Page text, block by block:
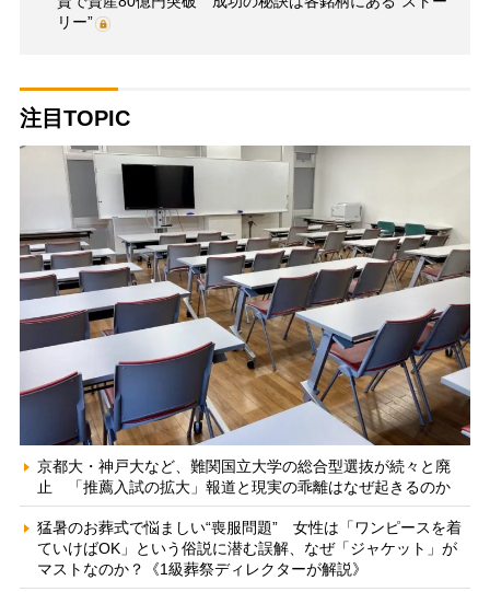
リー”
注目TOPIC
京都大・神戸大など、難関国立大学の総合型選抜が続々と廃
止 「推薦入試の拡大」報道と現実の乖離はなぜ起きるのか
猛暑のお葬式で悩ましい“喪服問題” 女性は「ワンピースを着
ていけばOK」という俗説に潜む誤解、なぜ「ジャケット」が
マストなのか？《1級葬祭ディレクターが解説》